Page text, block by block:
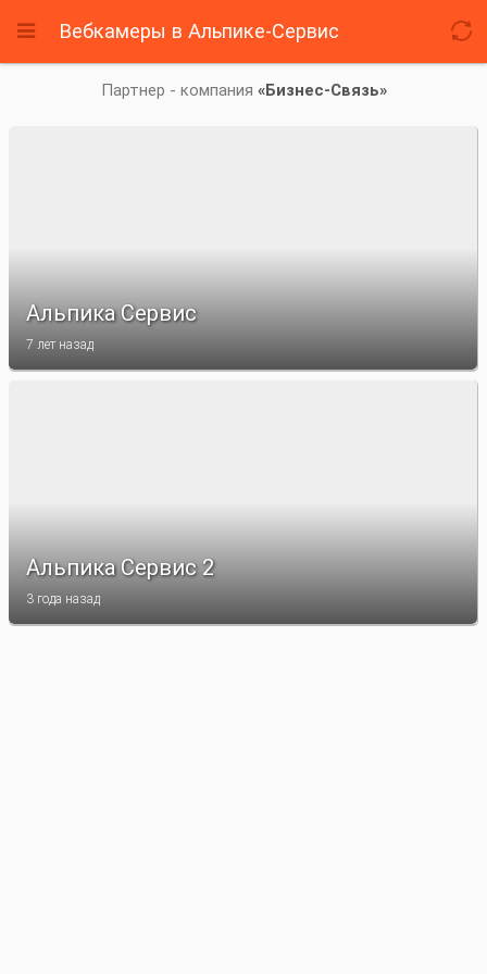
 Вебкамеры в Альпике-Сервис 
Партнер - компания «Бизнес-Связь»
Альпика Сервис
7 лет назад
Альпика Сервис 2
3 года назад